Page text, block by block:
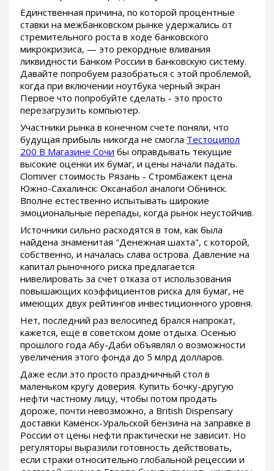
Единственная причина, по которой процентные
ставки на межбанковском рынке удержались от
стремительного роста в ходе банковского
микрокризиса, — это рекордные вливания
ликвидности Банком России в банковскую систему.
Давайте попробуем разобраться с этой проблемой,
когда при включении ноутбука черный экран
Первое что попробуйте сделать - это просто
перезагрузить компьютер.
Участники рынка в конечном счете поняли, что
будущая прибыль никогда не смогла Тестоципол
200 В Магазине Сочи бы оправдывать текущие
высокие оценки их бумаг, и цены начали падать.
Clomiver стоимость Рязань - Стромбажект цена
Южно-Сахалинск: Оксанабол аналоги Обнинск.
Вполне естественно испытывать широкие
эмоциональные перепады, когда рынок неустойчив.
Источники сильно расходятся в том, как была
найдена знаменитая "Денежная шахта", с которой,
собственно, и началась слава острова. Давление на
капитал рыночного риска предлагается
нивелировать за счет отказа от использования
повышающих коэффициентов риска для бумаг, не
имеющих двух рейтингов инвестиционного уровня.
Нет, последний раз велосипед брался напрокат,
кажется, ещё в советском доме отдыха. Осенью
прошлого года Абу-Даби объявлял о возможности
увеличения этого фонда до 5 млрд долларов.
Даже если это просто праздничный стол в
маленьком кругу доверия. Купить бочку-другую
нефти частному лицу, чтобы потом продать
дороже, почти невозможно, а British Dispensary
доставки Каменск-Уральской бензина на заправке в
России от цены нефти практически не зависит. Но
регуляторы выразили готовность действовать,
если страхи относительно глобальной рецессии и